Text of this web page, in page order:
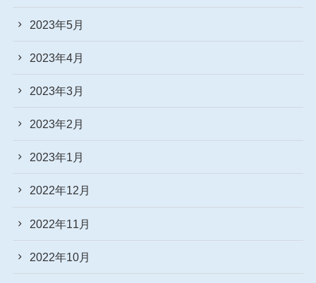
2023年5月
2023年4月
2023年3月
2023年2月
2023年1月
2022年12月
2022年11月
2022年10月